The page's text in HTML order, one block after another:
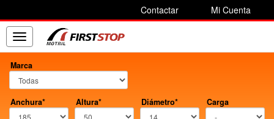
Contactar Mi Cuenta
Toggle
navigation
Marca
Anchura* Altura* Diámetro* Carga